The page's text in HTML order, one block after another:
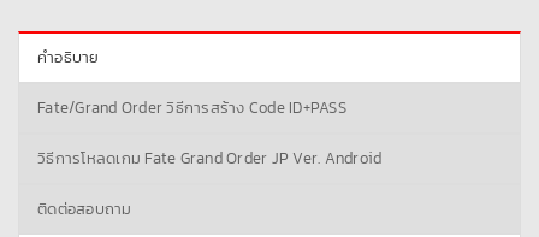
คำอธิบาย
Fate/Grand Order วิธีการสร้าง Code ID+PASS
วิธีการโหลดเกม Fate Grand Order JP Ver. Android
ติดต่อสอบถาม